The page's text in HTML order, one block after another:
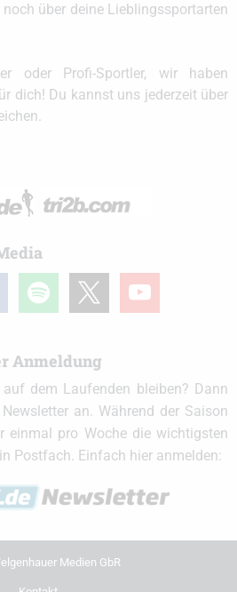
über deine Lieblingssportarten
oder Profi-Sportler, wir haben
dich! Du kannst uns jederzeit über
spotify youtube
Anmeldung
dem Laufenden bleiben? Dann
an. Während der Saison
einmal pro Woche die wichtigsten
Postfach. Einfach hier anmelden:
Medien GbR